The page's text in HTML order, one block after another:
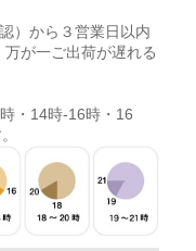
）から３営業日以内
が一ご出荷が遅れる
・14時-16時・16